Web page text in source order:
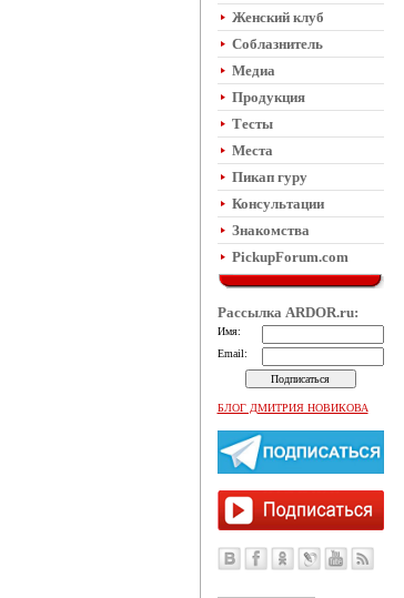
Женский клуб
Соблазнитель
Медиа
Продукция
Тесты
Места
Пикап гуру
Консультации
Знакомства
PickupForum.com
Рассылка ARDOR.ru:
Имя:
Email:
БЛОГ ДМИТРИЯ НОВИКОВА